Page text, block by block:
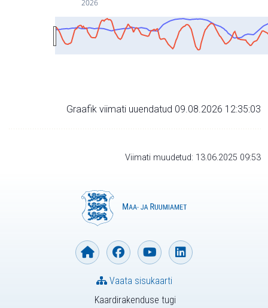
2026
Graafik viimati uuendatud 09.08.2026 12:35:03
Viimati muudetud: 13.06.2025 09:53
Kaardirakenduse tugi
Vaata sisukaarti